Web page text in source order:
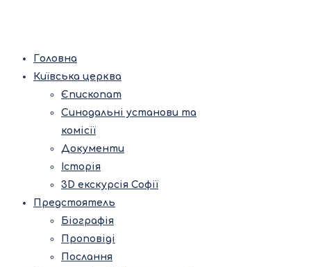
Головна
Київська церква
Єпископат
Синодальні установи та
комісії
Документи
Історія
3D екскурсія Софії
Предстоятель
Біографія
Проповіді
Послання